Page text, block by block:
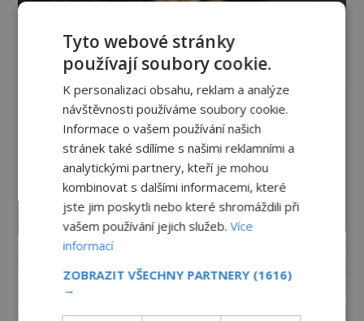
Tyto webové stránky
používají soubory cookie.
K personalizaci obsahu, reklam a analýze
návštěvnosti používáme soubory cookie.
Informace o vašem používání našich
stránek také sdílíme s našimi reklamními a
analytickými partnery, kteří je mohou
kombinovat s dalšími informacemi, které
jste jim poskytli nebo které shromáždili při
vašem používání jejich služeb.Více
informací
ZOBRAZIT VŠECHNY PARTNERY (1616)
→